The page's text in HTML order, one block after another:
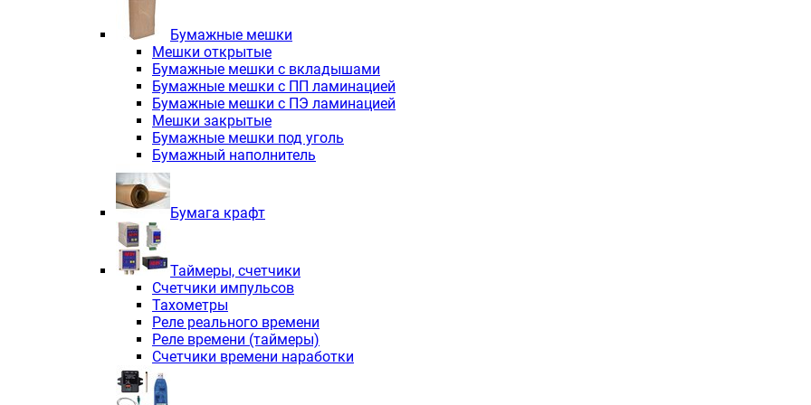
Электродвигатели асинхронные трёхфазные с тормозом INNOVARI
Электродвигатели асинхронные трёхфазные взрывозащищенные INNOVARI
Трехфазные асинхронные электродвигатели INNORED
Независимая вентиляция INNORED
Взрывозащищенная независимая вентиляция INNOVARI
Одноступенчатые цилиндрические редукторы INNORED
Экономичные червячные редукторы INNORED в квадратном корпусе
Компактные мотор-редукторы INNORED
Компактные мотор-редукторы INNORED MC
Вибраторы INNORED
Вариаторы INNORED
Бумажные мешки
Мешки открытые
Бумажные мешки с вкладышами
Бумажные мешки с ПП ламинацией
Бумажные мешки с ПЭ ламинацией
Мешки закрытые
Бумажные мешки под уголь
Бумажный наполнитель
Бумага крафт
Таймеры, счетчики
Счетчики импульсов
Тахометры
Реле реального времени
Реле времени (таймеры)
Счетчики времени наработки